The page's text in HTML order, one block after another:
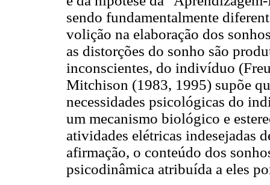
sendo fundamentalmente
volição na elaboração dos
as distorções do sonho são
inconscientes, do indivíduo
Mitchison (1983, 1995) supõe
necessidades psicológicas do
um mecanismo biológico e
atividades elétricas indesejadas
afirmação, o conteúdo dos
psicodinâmica atribuída a eles